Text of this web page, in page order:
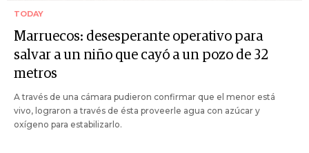
TODAY
Marruecos: desesperante operativo para
salvar a un niño que cayó a un pozo de 32
metros
A través de una cámara pudieron confirmar que el menor está
vivo, lograron a través de ésta proveerle agua con azúcar y
oxígeno para estabilizarlo.